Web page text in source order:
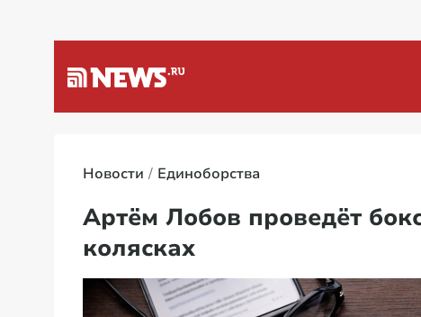
Атака США на Венесуэлу
Новости Единоборства
Артём Лобов проведёт
колясках